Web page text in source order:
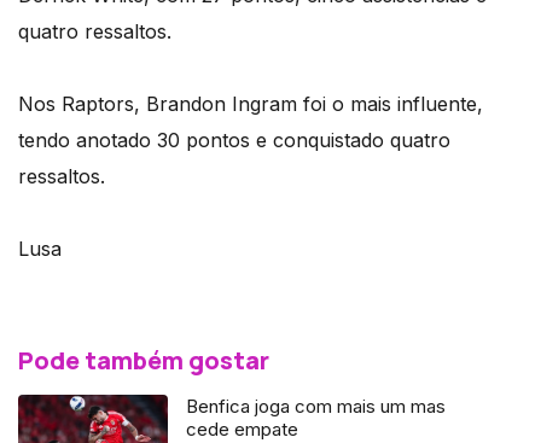
quatro ressaltos.
Nos Raptors, Brandon Ingram foi o mais influente,
tendo anotado 30 pontos e conquistado quatro
ressaltos.
Lusa
Pode também gostar
Benfica joga com mais um mas
cede empate